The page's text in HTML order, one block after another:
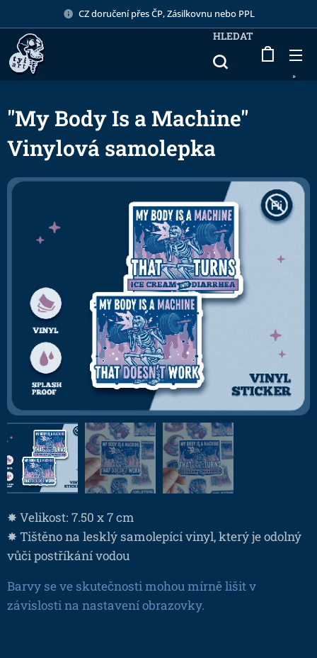
CZ doručení přes ČP, Zásilkovnu nebo PPL
HLEDAT
"My Body Is a Machine"
Vinylová samolepka
✸ Velikost: 7.50 x 7 cm
✸ Tištěno na lesklý samolepící vinyl, který je odolný
vůči postříkání vodou
Barvy se ve skutečnosti mohou mírně lišit v
závislosti na nastavení obrazovky.